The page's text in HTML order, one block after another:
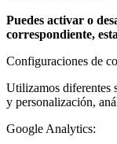
Puedes activar o
correspondiente,
Configuraciones de
Utilizamos diferentes
y personalización,
Google Analytics: